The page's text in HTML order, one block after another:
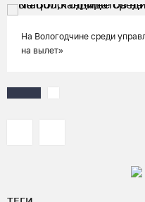
На Вологодчине среди
на вылет»